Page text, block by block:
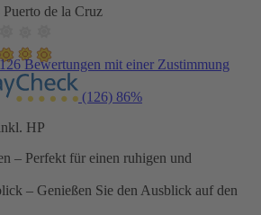
de la Cruz
Bewertungen mit einer Zustimmung
(126) 86%
HP
– Perfekt für einen ruhigen und
– Genießen Sie den Ausblick auf den